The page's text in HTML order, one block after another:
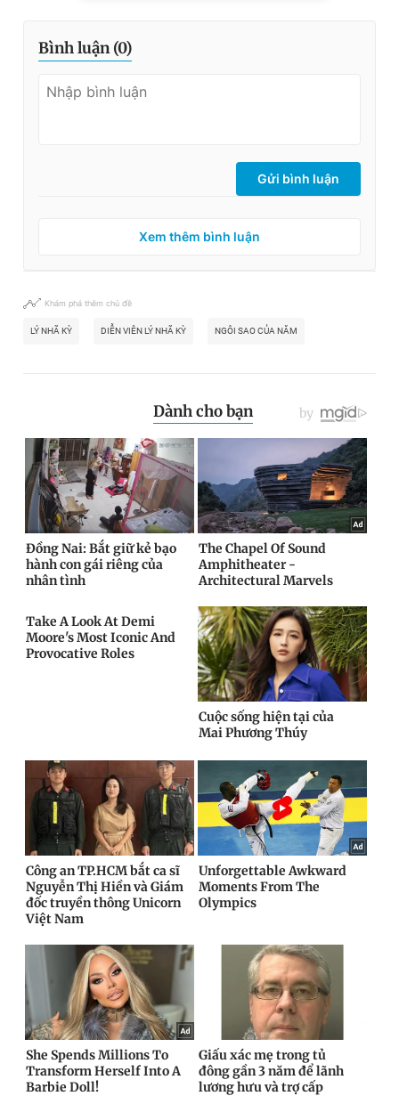
Bình luận (0)
Gửi bình luận
Xem thêm bình luận
Khám phá thêm chủ đề
LÝ NHÃ KỲ DIỄN VIÊN LÝ NHÃ KỲ NGÔI SAO CỦA NĂM